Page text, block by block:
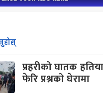
प्रहरीको घातक
फेरि प्रश्नको घेरामा